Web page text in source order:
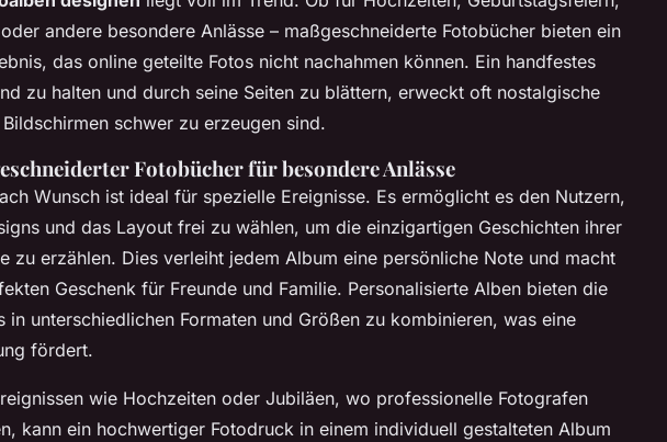
andere besondere Anlässe – maßgeschneiderte Fotobücher bieten ein
das online geteilte Fotos nicht nachahmen können. Ein handfestes
zu halten und durch seine Seiten zu blättern, erweckt oft nostalgische
schwer zu erzeugen sind.
Fotobücher für besondere Anlässe
Wunsch ist ideal für spezielle Ereignisse. Es ermöglicht es den Nutzern,
und das Layout frei zu wählen, um die einzigartigen Geschichten ihrer
zu erzählen. Dies verleiht jedem Album eine persönliche Note und macht
Geschenk für Freunde und Familie. Personalisierte Alben bieten die
in unterschiedlichen Formaten und Größen zu kombinieren, was eine
fördert.
wie Hochzeiten oder Jubiläen, wo professionelle Fotografen
kann ein hochwertiger Fotodruck in einem individuell gestalteten Album